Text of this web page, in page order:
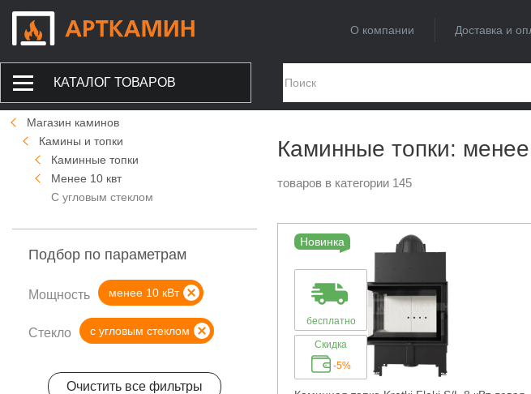
О компании Доставка и
КАТАЛОГ ТОВАРОВ
Магазин каминов
Камины и топки
Каминные топки
Менее 10 квт
С угловым стеклом
Подбор по параметрам
Мощность менее 10 кВт
Стекло с угловым стеклом
Очистить все фильтры
Каминные топки:
товаров в категории 145
Новинка
бесплатно
Скидка
-5%